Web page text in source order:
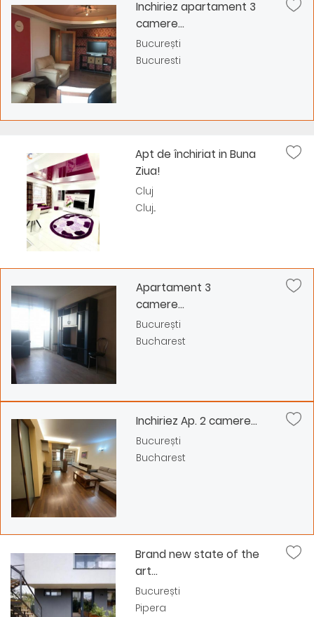
Inchiriez apartament 3
camere...
București
Bucuresti
Apt de închiriat in Buna
Ziua!
Cluj
Cluj...
Apartament 3
camere...
București
Bucharest
Inchiriez Ap. 2 camere...
București
Bucharest
Brand new state of the
art...
București
Pipera